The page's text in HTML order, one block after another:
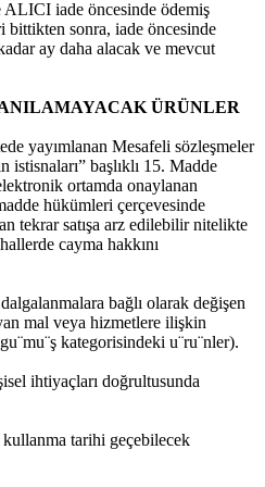
ALICI iade öncesinde ödemiş
bittikten sonra, iade öncesinde
ay daha alacak ve mevcut
ÜRÜNLER
yayımlanan Mesafeli sözleşmeler
istisnaları” başlıklı 15. Madde
ortamda onaylanan
hükümleri çerçevesinde
tekrar satışa arz edilebilir nitelikte
cayma hakkını
bağlı olarak değişen
mal veya hizmetlere ilişkin
kategorisindeki u¨ru¨nler).
ihtiyaçları doğrultusunda
tarihi geçebilecek